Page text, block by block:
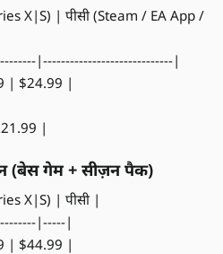
X|S) | पीसी (Steam / EA App /
|-----------------------------|
| $24.99 |
|
(बेस गेम + सीज़न पैक)
X|S) | पीसी |
|-----|
| $44.99 |